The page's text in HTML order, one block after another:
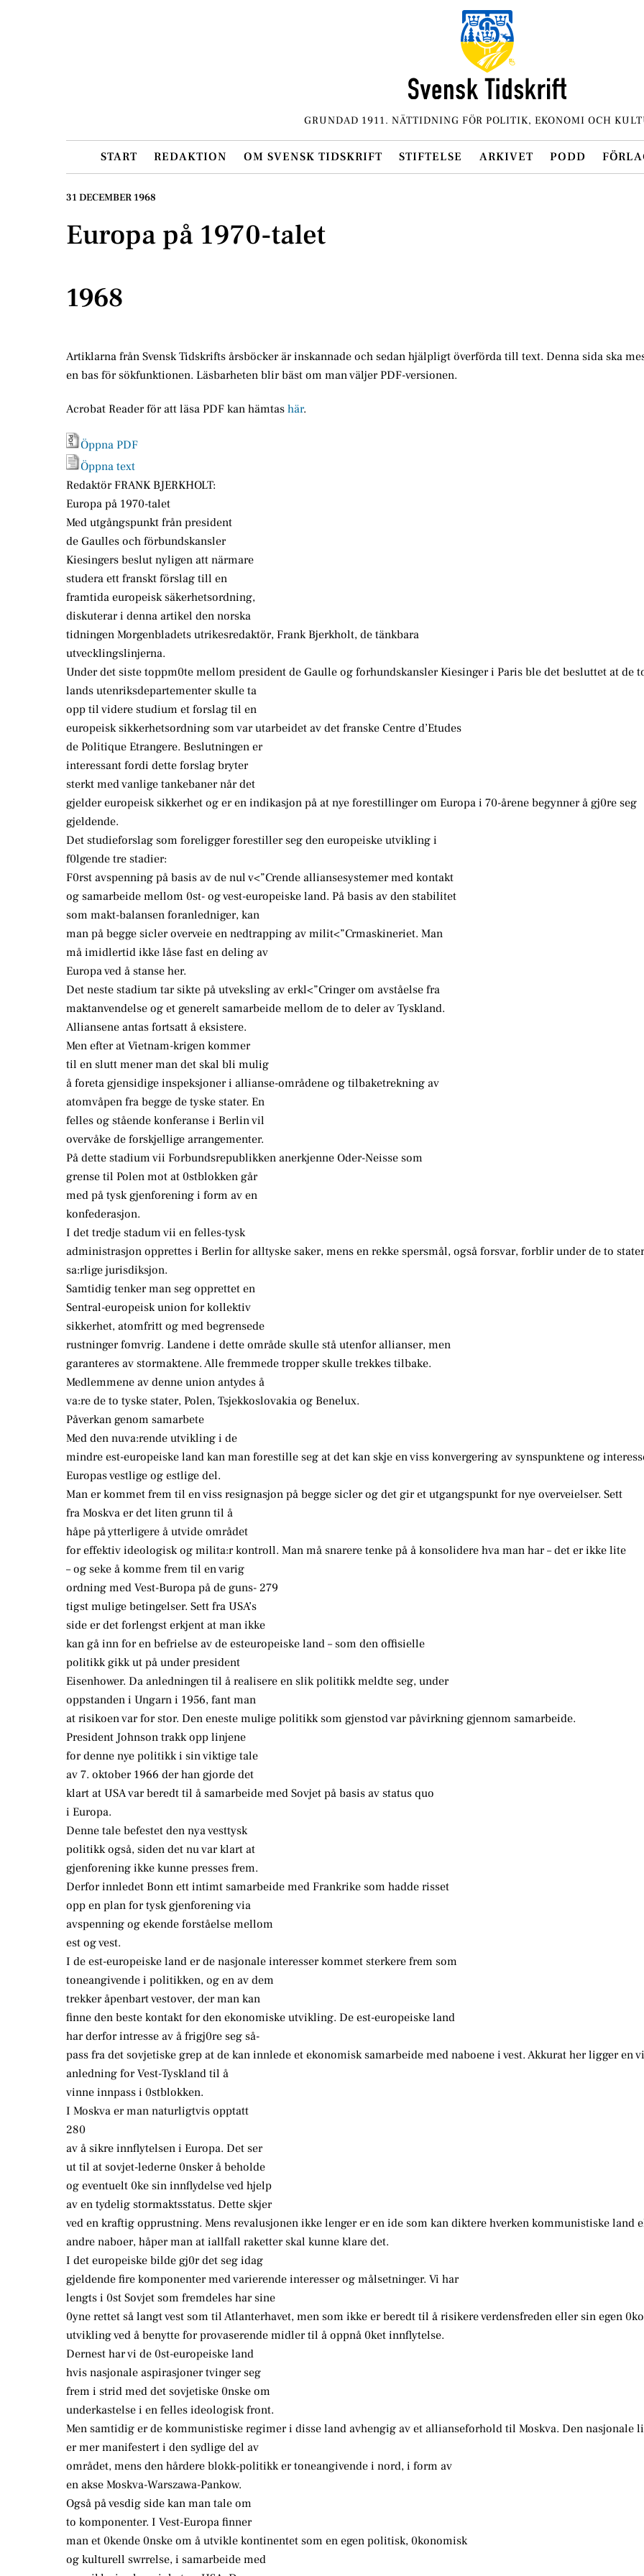
GRUNDAD 1911. NÄTTIDNING FÖR POLITIK, EKONOMI OCH
START REDAKTION OM SVENSK TIDSKRIFT STIFTELSE ARKIVET PODD
31 DECEMBER 1968
Europa på 1970-talet
1968
Artiklarna från Svensk Tidskrifts årsböcker är inskannade och sedan hjälpligt överförda till text. Denna sida ska
en bas för sökfunktionen. Läsbarheten blir bäst om man väljer PDF-versionen.
Acrobat Reader för att läsa PDF kan hämtas här.
Öppna PDF
Öppna text
Redaktör FRANK BJERKHOLT:
Europa på 1970-talet
Med utgångspunkt från president
de Gaulles och förbundskansler
Kiesingers beslut nyligen att närmare
studera ett franskt förslag till en
framtida europeisk säkerhetsordning,
diskuterar i denna artikel den norska
tidningen Morgenbladets utrikesredaktör, Frank Bjerkholt, de tänkbara
utvecklingslinjerna.
Under det siste toppm0te mellom president de Gaulle og forhundskansler Kiesinger i Paris ble det besluttet at de
lands utenriksdepartementer skulle ta
opp til videre studium et forslag til en
europeisk sikkerhetsordning som var utarbeidet av det franske Centre d’Etudes
de Politique Etrangere. Beslutningen er
interessant fordi dette forslag bryter
sterkt med vanlige tankebaner når det
gjelder europeisk sikkerhet og er en indikasjon på at nye forestillinger om Europa i 70-årene begynner å gj0re seg
gjeldende.
Det studieforslag som foreligger forestiller seg den europeiske utvikling i
f0lgende tre stadier:
F0rst avspenning på basis av de nul v<”Crende alliansesystemer med kontakt
og samarbeide mellom 0st- og vest-europeiske land. På basis av den stabilitet
som makt-balansen foranledniger, kan
man på begge sicler overveie en nedtrapping av milit<”Crmaskineriet. Man
må imidlertid ikke låse fast en deling av
Europa ved å stanse her.
Det neste stadium tar sikte på utveksling av erkl<”Cringer om avståelse fra
maktanvendelse og et generelt samarbeide mellom de to deler av Tyskland.
Alliansene antas fortsatt å eksistere.
Men efter at Vietnam-krigen kommer
til en slutt mener man det skal bli mulig
å foreta gjensidige inspeksjoner i allianse-områdene og tilbaketrekning av
atomvåpen fra begge de tyske stater. En
felles og stående konferanse i Berlin vil
overvåke de forskjellige arrangementer.
På dette stadium vii Forbundsrepublikken anerkjenne Oder-Neisse som
grense til Polen mot at 0stblokken går
med på tysk gjenforening i form av en
konfederasjon.
I det tredje stadum vii en felles-tysk
administrasjon opprettes i Berlin for alltyske saker, mens en rekke spersmål, også forsvar, forblir under de to
sa:rlige jurisdiksjon.
Samtidig tenker man seg opprettet en
Sentral-europeisk union for kollektiv
sikkerhet, atomfritt og med begrensede
rustninger fomvrig. Landene i dette område skulle stå utenfor allianser, men
garanteres av stormaktene. Alle fremmede tropper skulle trekkes tilbake.
Medlemmene av denne union antydes å
va:re de to tyske stater, Polen, Tsjekkoslovakia og Benelux.
Påverkan genom samarbete
Med den nuva:rende utvikling i de
mindre est-europeiske land kan man forestille seg at det kan skje en viss konvergering av synspunktene og
Europas vestlige og estlige del.
Man er kommet frem til en viss resignasjon på begge sicler og det gir et utgangspunkt for nye overveielser. Sett
fra Moskva er det liten grunn til å
håpe på ytterligere å utvide området
for effektiv ideologisk og milita:r kontroll. Man må snarere tenke på å konsolidere hva man har – det er ikke lite
– og seke å komme frem til en varig
ordning med Vest-Buropa på de guns- 279
tigst mulige betingelser. Sett fra USA’s
side er det forlengst erkjent at man ikke
kan gå inn for en befrielse av de esteuropeiske land – som den offisielle
politikk gikk ut på under president
Eisenhower. Da anledningen til å realisere en slik politikk meldte seg, under
oppstanden i Ungarn i 1956, fant man
at risikoen var for stor. Den eneste mulige politikk som gjenstod var påvirkning gjennom samarbeide.
President Johnson trakk opp linjene
for denne nye politikk i sin viktige tale
av 7. oktober 1966 der han gjorde det
klart at USA var beredt til å samarbeide med Sovjet på basis av status quo
i Europa.
Denne tale befestet den nya vesttysk
politikk også, siden det nu var klart at
gjenforening ikke kunne presses frem.
Derfor innledet Bonn ett intimt samarbeide med Frankrike som hadde risset
opp en plan for tysk gjenforening via
avspenning og ekende forståelse mellom
est og vest.
I de est-europeiske land er de nasjonale interesser kommet sterkere frem som
toneangivende i politikken, og en av dem
trekker åpenbart vestover, der man kan
finne den beste kontakt for den ekonomiske utvikling. De est-europeiske land
har derfor intresse av å frigj0re seg så-
pass fra det sovjetiske grep at de kan innlede et ekonomisk samarbeide med naboene i vest. Akkurat her ligger en
anledning for Vest-Tyskland til å
vinne innpass i 0stblokken.
I Moskva er man naturligtvis opptatt
280
av å sikre innflytelsen i Europa. Det ser
ut til at sovjet-lederne 0nsker å beholde
og eventuelt 0ke sin innflydelse ved hjelp
av en tydelig stormaktsstatus. Dette skjer
ved en kraftig opprustning. Mens revalusjonen ikke lenger er en ide som kan diktere hverken kommunistiske land
andre naboer, håper man at iallfall raketter skal kunne klare det.
I det europeiske bilde gj0r det seg idag
gjeldende fire komponenter med varierende interesser og målsetninger. Vi har
lengts i 0st Sovjet som fremdeles har sine
0yne rettet så langt vest som til Atlanterhavet, men som ikke er beredt til å risikere verdensfreden eller sin egen
utvikling ved å benytte for provaserende midler til å oppnå 0ket innflytelse.
Dernest har vi de 0st-europeiske land
hvis nasjonale aspirasjoner tvinger seg
frem i strid med det sovjetiske 0nske om
underkastelse i en felles ideologisk front.
Men samtidig er de kommunistiske regimer i disse land avhengig av et allianseforhold til Moskva. Den nasjonale
er mer manifestert i den sydlige del av
området, mens den hårdere blokk-politikk er toneangivende i nord, i form av
en akse Moskva-Warszawa-Pankow.
Også på vesdig side kan man tale om
to komponenter. I Vest-Europa finner
man et 0kende 0nske om å utvikle kontinentet som en egen politisk, 0konomisk
og kulturell swrrelse, i samarbeide med